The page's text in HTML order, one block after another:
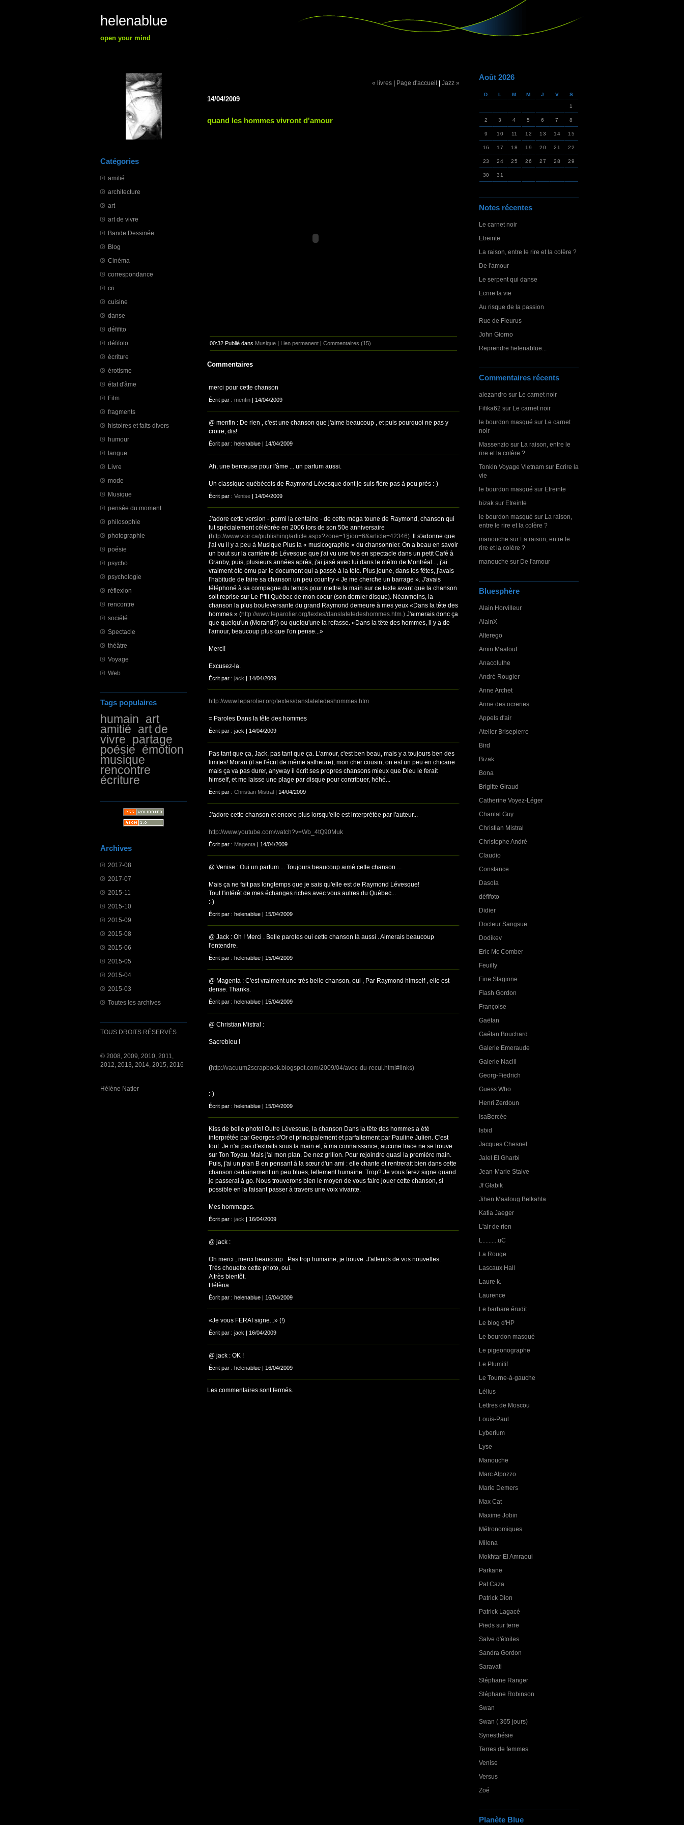
helenablue
open your mind
Catégories
amitié
architecture
art
art de vivre
Bande Dessinée
Blog
Cinéma
correspondance
cri
cuisine
danse
défifito
défifoto
écriture
érotisme
état d'âme
Film
fragments
histoires et faits divers
humour
langue
Livre
mode
Musique
pensée du moment
philosophie
photographie
poésie
psycho
psychologie
réflexion
rencontre
société
Spectacle
théâtre
Voyage
Web
Tags populaires
humain art
amitié art de
vivre partage
poésie émotion
musique
rencontre
écriture
Archives
2017-08
2017-07
2015-11
2015-10
2015-09
2015-08
2015-06
2015-05
2015-04
2015-03
Toutes les archives
TOUS DROITS RÉSERVÉS
© 2008, 2009, 2010, 2011,
2012, 2013, 2014, 2015, 2016
Hélène Natier
Août 2026
D L M M J V S
1
2 3 4 5 6 7 8
9 10 11 12 13 14 15
16 17 18 19 20 21 22
23 24 25 26 27 28 29
30 31
Notes récentes
Le carnet noir
Etreinte
La raison, entre le rire et la colère ?
De l'amour
Le serpent qui danse
Ecrire la vie
Au risque de la passion
Rue de Fleurus
John Giorno
Reprendre helenablue...
Commentaires récents
alezandro sur Le carnet noir
Fifika62 sur Le carnet noir
le bourdon masqué sur Le carnet
noir
Massenzio sur La raison, entre le
rire et la colère ?
Tonkin Voyage Vietnam sur Ecrire la
vie
le bourdon masqué sur Etreinte
bizak sur Etreinte
le bourdon masqué sur La raison,
entre le rire et la colère ?
manouche sur La raison, entre le
rire et la colère ?
manouche sur De l'amour
Bluesphère
Alain Horvilleur
AlainX
Alterego
Amin Maalouf
Anacoluthe
André Rougier
Anne Archet
Anne des ocreries
Appels d'air
Atelier Brisepierre
Bird
Bizak
Bona
Brigitte Giraud
Catherine Voyez-Léger
Chantal Guy
Christian Mistral
Christophe André
Claudio
Constance
Dasola
défifoto
Didier
Docteur Sangsue
Dodikev
Eric Mc Comber
Feuilly
Fine Stagione
Flash Gordon
Françoise
Gaëtan
Gaétan Bouchard
Galerie Emeraude
Galerie Naclil
Georg-Fiedrich
Guess Who
Henri Zerdoun
IsaBercée
Isbid
Jacques Chesnel
Jalel El Gharbi
Jean-Marie Staive
Jf Glabik
Jihen Maatoug Belkahla
Katia Jaeger
L'air de rien
L..........uC
La Rouge
Lascaux Hall
Laure k.
Laurence
Le barbare érudit
Le blog d'HP
Le bourdon masqué
Le pigeonographe
Le Plumitif
Le Tourne-à-gauche
Lélius
Lettres de Moscou
Louis-Paul
Lyberium
Lyse
Manouche
Marc Alpozzo
Marie Demers
Max Cat
Maxime Jobin
Métronomiques
Milena
Mokhtar El Amraoui
Parkane
Pat Caza
Patrick Dion
Patrick Lagacé
Pieds sur terre
Salve d'étoiles
Sandra Gordon
Saravati
Stéphane Ranger
Stéphane Robinson
Swan
Swan ( 365 jours)
Synesthésie
Terres de femmes
Venise
Versus
Zoé
Planète Blue
« livres | Page d'accueil | Jazz »
14/04/2009
quand les hommes vivront d'amour
00:32 Publié dans Musique | Lien permanent | Commentaires (15)
Commentaires
merci pour cette chanson
Écrit par : menfin | 14/04/2009
@ menfin : De rien , c'est une chanson que j'aime beaucoup , et puis pourquoi ne pas y
croire, dis!
Écrit par : helenablue | 14/04/2009
Ah, une berceuse pour l'âme ... un parfum aussi.
Un classique québécois de Raymond Lévesque dont je suis fière pas à peu près :-)
Écrit par : Venise | 14/04/2009
J'adore cette version - parmi la centaine - de cette méga toune de Raymond, chanson qui
fut spécialement célébrée en 2006 lors de son 50e anniversaire
(http://www.voir.ca/publishing/article.aspx?zone=1§ion=6&article=42346). Il s'adonne que
j'ai vu il y a peu à Musique Plus la « musicographie » du chansonnier. On a beau en savoir
un bout sur la carrière de Lévesque que j'ai vu une fois en spectacle dans un petit Café à
Granby, puis, plusieurs années après, j'ai jasé avec lui dans le métro de Montréal..., j'ai
vraiment été ému par le document qui a passé à la télé. Plus jeune, dans les fêtes, j'avais
l'habitude de faire sa chanson un peu country « Je me cherche un barrage ». J'avais
téléphoné à sa compagne du temps pour mettre la main sur ce texte avant que la chanson
soit reprise sur Le P'tit Québec de mon coeur (son dernier disque). Néanmoins, la
chanson la plus bouleversante du grand Raymond demeure à mes yeux «Dans la tête des
hommes » (http://www.leparolier.org/textes/danslatetedeshommes.htm.) J'aimerais donc ça
que quelqu'un (Morand?) ou quelqu'une la refasse. «Dans la tête des hommes, il y a de
l'amour, beaucoup plus que l'on pense...»
Merci!
Excusez-la.
Écrit par : jack | 14/04/2009
http://www.leparolier.org/textes/danslatetedeshommes.htm
= Paroles Dans la tête des hommes
Écrit par : jack | 14/04/2009
Pas tant que ça, Jack, pas tant que ça. L'amour, c'est ben beau, mais y a toujours ben des
limites! Moran (il se l'écrit de même astheure), mon cher cousin, on est un peu en chicane
mais ça va pas durer, anyway il écrit ses propres chansons mieux que Dieu le ferait
himself, et me laisse une plage par disque pour contribuer, héhé...
Écrit par : Christian Mistral | 14/04/2009
J'adore cette chanson et encore plus lorsqu'elle est interprétée par l'auteur...
http://www.youtube.com/watch?v=Wb_4tQ90Muk
Écrit par : Magenta | 14/04/2009
@ Venise : Oui un parfum ... Toujours beaucoup aimé cette chanson ...
Mais ça ne fait pas longtemps que je sais qu'elle est de Raymond Lévesque!
Tout l'intérêt de mes échanges riches avec vous autres du Québec...
:-)
Écrit par : helenablue | 15/04/2009
@ Jack : Oh ! Merci . Belle paroles oui cette chanson là aussi . Aimerais beaucoup
l'entendre.
Écrit par : helenablue | 15/04/2009
@ Magenta : C'est vraiment une très belle chanson, oui , Par Raymond himself , elle est
dense. Thanks.
Écrit par : helenablue | 15/04/2009
@ Christian Mistral :
Sacrebleu !
(http://vacuum2scrapbook.blogspot.com/2009/04/avec-du-recul.html#links)
:-)
Écrit par : helenablue | 15/04/2009
Kiss de belle photo! Outre Lévesque, la chanson Dans la tête des hommes a été
interprétée par Georges d'Or et principalement et parfaitement par Pauline Julien. C'est
tout. Je n'ai pas d'extraits sous la main et, à ma connaissance, aucune trace ne se trouve
sur Ton Toyau. Mais j'ai mon plan. De nez grillon. Pour rejoindre quasi la première main.
Puis, j'ai un plan B en pensant à la sœur d'un ami : elle chante et rentrerait bien dans cette
chanson certainement un peu blues, tellement humaine. Trop? Je vous ferez signe quand
je passerai à go. Nous trouverons bien le moyen de vous faire jouer cette chanson, si
possible en la faisant passer à travers une voix vivante.
Mes hommages.
Écrit par : jack | 16/04/2009
@ jack :
Oh merci , merci beaucoup . Pas trop humaine, je trouve. J'attends de vos nouvelles.
Très chouette cette photo, oui.
A très bientôt.
Hélèna
Écrit par : helenablue | 16/04/2009
«Je vous FERAI signe...» (!)
Écrit par : jack | 16/04/2009
@ jack : OK !
Écrit par : helenablue | 16/04/2009
Les commentaires sont fermés.